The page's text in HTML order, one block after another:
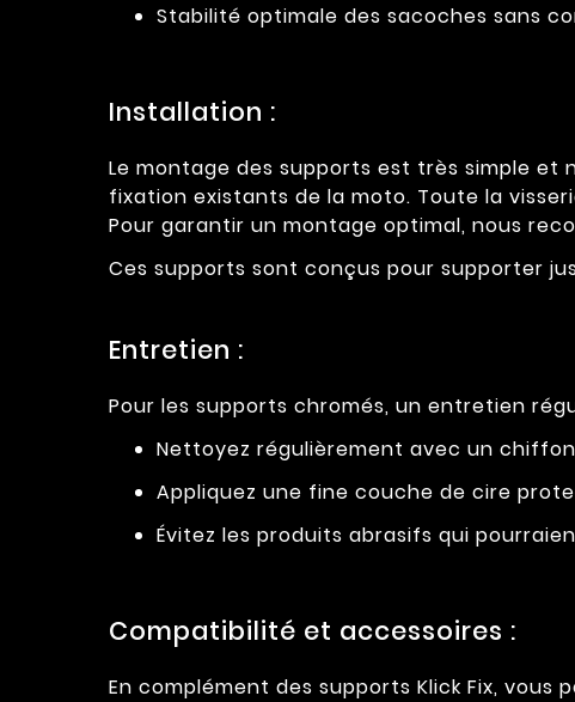
Stabilité optimale des sacoches sans
Installation :
Le montage des supports est très simple et
fixation existants de la moto. Toute la
Pour garantir un montage optimal, nous
Ces supports sont conçus pour supporter
Entretien :
Pour les supports chromés, un entretien
Nettoyez régulièrement avec un
Appliquez une fine couche de cire
Évitez les produits abrasifs qui
Compatibilité et accessoires :
En complément des supports Klick Fix, vous